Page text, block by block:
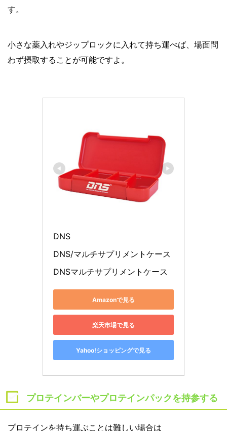
す。
小さな薬入れやジップロックに入れて持ち運べば、場面問
わず摂取することが可能ですよ。
DNS
DNS/マルチサプリメントケース
DNSマルチサプリメントケース
Amazonで見る
楽天市場で見る
Yahoo!ショッピングで見る
プロテインバーやプロテインパックを持参する
プロテインを持ち運ぶことは難しい場合は